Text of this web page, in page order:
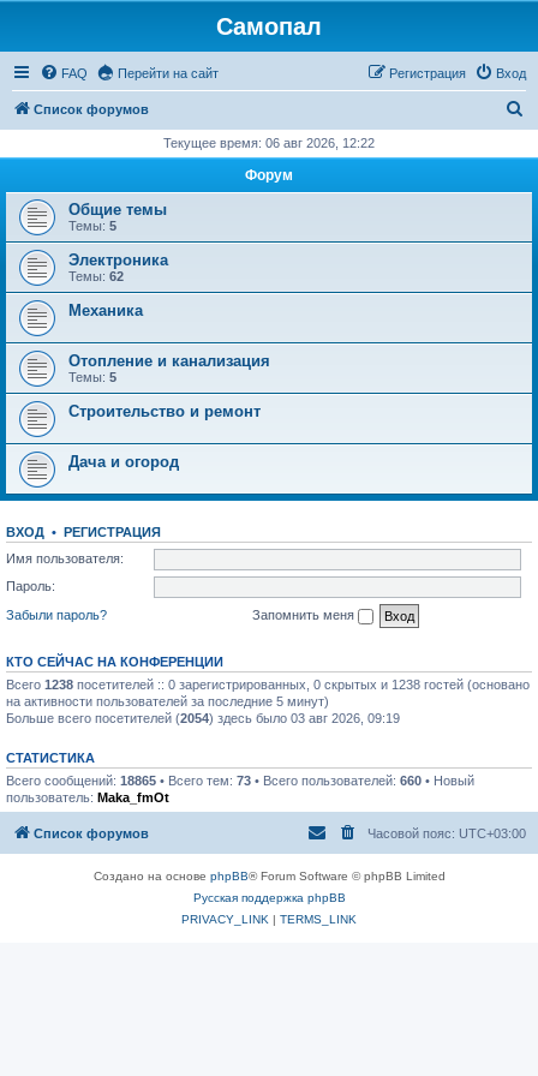
Самопал
FAQ Перейти на сайт Вход
Регистрация
Список форумов
с
Текущее время: 06 авг 2026, 12:22
Форум
Общие темы
Темы: 5
Электроника
Темы: 62
Механика
Отопление и канализация
Темы: 5
Строительство и ремонт
Дача и огород
ВХОД • РЕГИСТРАЦИЯ
Имя пользователя:
Пароль:
Забыли пароль?
Запомнить меня
КТО СЕЙЧАС НА КОНФЕРЕНЦИИ
Всего 1238 посетителей :: 0 зарегистрированных, 0 скрытых и 1238 гостей (основано
на активности пользователей за последние 5 минут)
Больше всего посетителей (2054) здесь было 03 авг 2026, 09:19
СТАТИСТИКА
Всего сообщений: 18865 • Всего тем: 73 • Всего пользователей: 660 • Новый
пользователь: Maka_fmOt
Список форумов Часовой пояс: UTC+03:00
Создано на основе phpBB® Forum Software © phpBB Limited
Русская поддержка phpBB
PRIVACY_LINK | TERMS_LINK